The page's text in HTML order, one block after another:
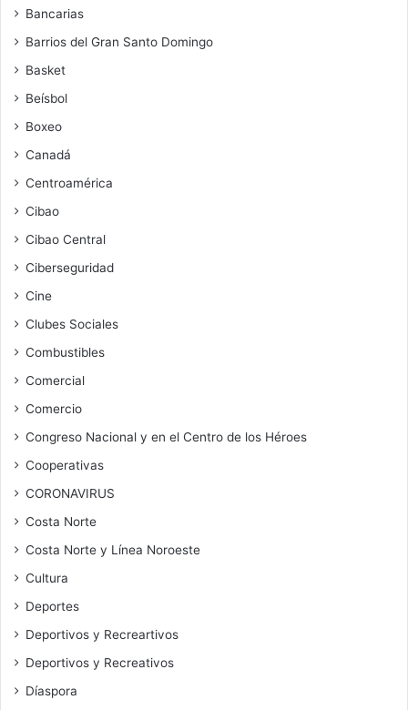
Bancarias
Barrios del Gran Santo Domingo
Basket
Beísbol
Boxeo
Canadá
Centroamérica
Cibao
Cibao Central
Ciberseguridad
Cine
Clubes Sociales
Combustibles
Comercial
Comercio
Congreso Nacional y en el Centro de los Héroes
Cooperativas
CORONAVIRUS
Costa Norte
Costa Norte y Línea Noroeste
Cultura
Deportes
Deportivos y Recreartivos
Deportivos y Recreativos
Díaspora